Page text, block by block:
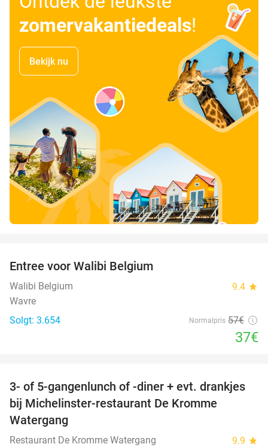
zomervakantiedeals!
Bekijk nu
Entree voor Walibi Belgium
Walibi Belgium 9.4 star
Wavre
Solgt: 3.654
Normalpris 57€
37€
16%
3- of 5-gangenlunch of -diner + evt. drankjes
bij Michelinster-restaurant De Kromme
Watergang
Restaurant De Kromme Watergang 9.9 star